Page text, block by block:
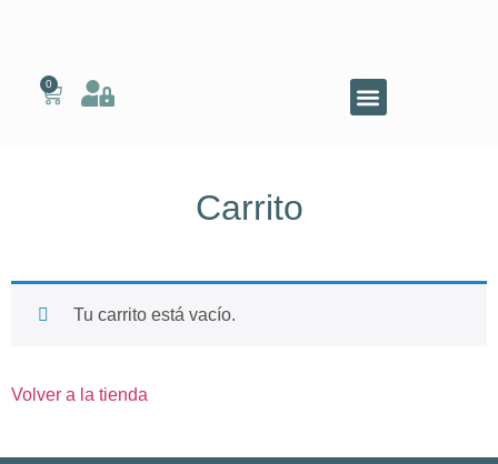
0
Carrito
Tu carrito está vacío.
Volver a la tienda